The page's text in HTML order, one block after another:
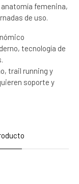
femenina,
de uso.
tecnología de
trail running y
soporte y